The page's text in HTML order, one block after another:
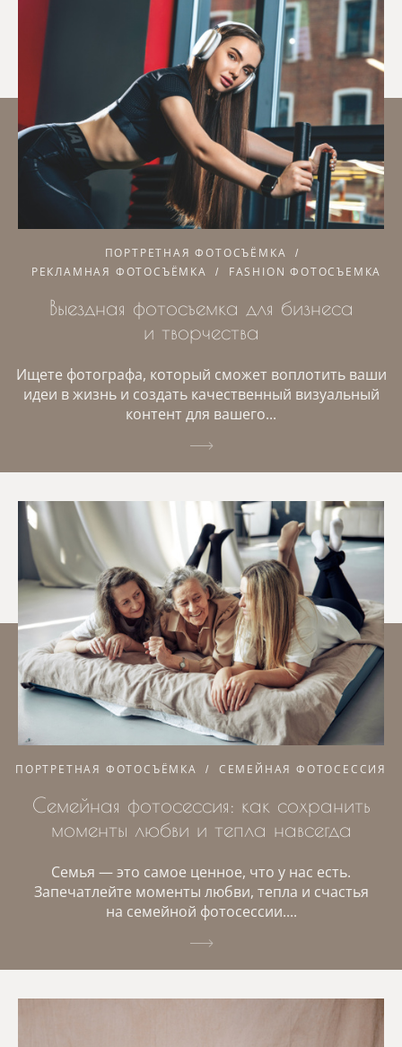
ПОРТРЕТНАЯ ФОТОСЪЁМКА
РЕКЛАМНАЯ ФОТОСЪЁМКА
FASHION ФОТОСЪЕМКА
Выездная фотосъемка для бизнеса
и творчества
Ищете фотографа, который сможет воплотить ваши
идеи в жизнь и создать качественный визуальный
контент для вашего...
ПОРТРЕТНАЯ ФОТОСЪЁМКА СЕМЕЙНАЯ ФОТОСЕССИЯ
Семейная фотосессия: как сохранить
моменты любви и тепла навсегда
Семья — это самое ценное, что у нас есть.
Запечатлейте моменты любви, тепла и счастья
на семейной фотосессии....